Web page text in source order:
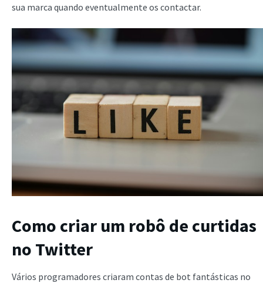
sua marca quando eventualmente os contactar.
Como criar um robô de curtidas
no Twitter
Vários programadores criaram contas de bot fantásticas no